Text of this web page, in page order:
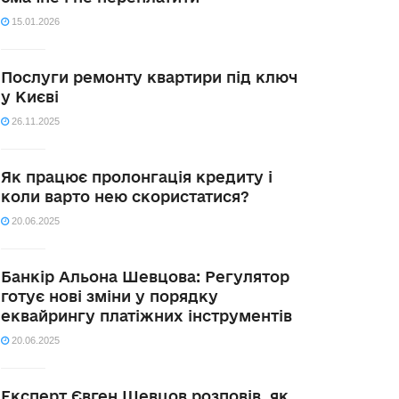
15.01.2026
Послуги ремонту квартири під ключ
у Києві
26.11.2025
Як працює пролонгація кредиту і
коли варто нею скористатися?
20.06.2025
Банкір Альона Шевцова: Регулятор
готує нові зміни у порядку
еквайрингу платіжних інструментів
20.06.2025